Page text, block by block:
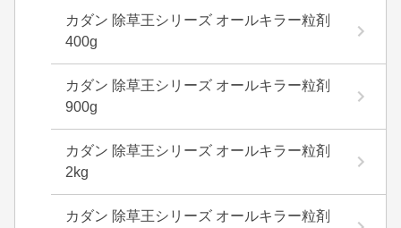
カダン 除草王シリーズ オールキラー粒剤
400g
カダン 除草王シリーズ オールキラー粒剤
900g
カダン 除草王シリーズ オールキラー粒剤
2kg
カダン 除草王シリーズ オールキラー粒剤